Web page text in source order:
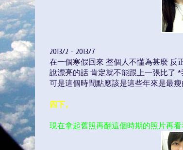
2013/2 - 2013/7
在一個寒假回來 整個人不懂為甚麼 反
說漂亮的話 肯定就不能跟上一張比了 *
可是這個時間點應該是這些年來是最瘦
四下。
現在拿起舊照再翻這個時期的照片再